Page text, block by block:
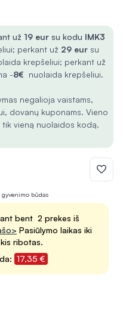
būdas
bent 2 prekes iš
Pasiūlymo laikas iki
ribotas.
17,35 €
už 19 eur su kodu IMK3
perkant už 29 eur su
krepšeliui; perkant už
-8€ nuolaida krepšeliui.
negalioja vaistams,
dovanų kuponams. Vieno
vieną nuolaidos kodą.